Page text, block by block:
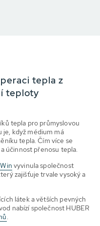
tepla z
teploty
tepla pro průmyslovou
když médium má
tepla. Čím více se
účinnost přenosu tepla.
vyvinula společnost
zajišťuje trvale vysoký a
látek a větších pevných
nabízí společnost HUBER
.